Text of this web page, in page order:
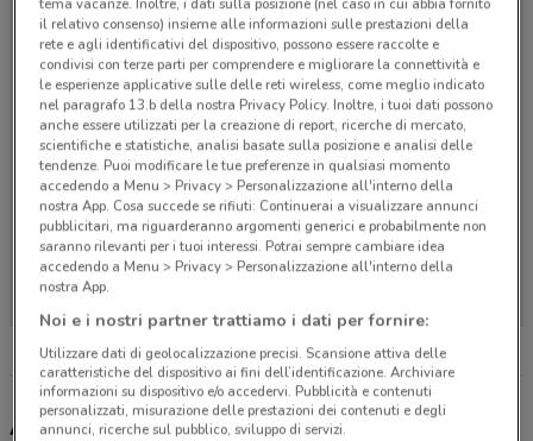
Non ci sono negozi nelle vicinanze
Altri volantini nelle vicinanze
tema vacanze. Inoltre, i dati sulla posizione (nel caso in cui abbia fornito
il relativo consenso) insieme alle informazioni sulle prestazioni della
rete e agli identificativi del dispositivo, possono essere raccolte e
condivisi con terze parti per comprendere e migliorare la connettività e
le esperienze applicative sulle delle reti wireless, come meglio indicato
nel paragrafo 13.b della nostra Privacy Policy. Inoltre, i tuoi dati possono
anche essere utilizzati per la creazione di report, ricerche di mercato,
scientifiche e statistiche, analisi basate sulla posizione e analisi delle
tendenze. Puoi modificare le tue preferenze in qualsiasi momento
accedendo a Menu > Privacy > Personalizzazione all'interno della
nostra App. Cosa succede se rifiuti: Continuerai a visualizzare annunci
pubblicitari, ma riguarderanno argomenti generici e probabilmente non
saranno rilevanti per i tuoi interessi. Potrai sempre cambiare idea
accedendo a Menu > Privacy > Personalizzazione all'interno della
nostra App.
Noi e i nostri partner trattiamo i dati per fornire:
Utilizzare dati di geolocalizzazione precisi. Scansione attiva delle
caratteristiche del dispositivo ai fini dell’identificazione. Archiviare
informazioni su dispositivo e/o accedervi. Pubblicità e contenuti
personalizzati, misurazione delle prestazioni dei contenuti e degli
annunci, ricerche sul pubblico, sviluppo di servizi.